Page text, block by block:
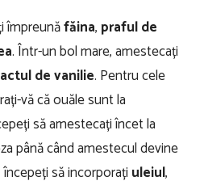
împreunăfăina, praful de
. Într-un bol mare, amestecați
de vanilie. Pentru cele
vă că ouăle sunt la
să amestecați încet la
până când amestecul devine
să incorporați uleiul,